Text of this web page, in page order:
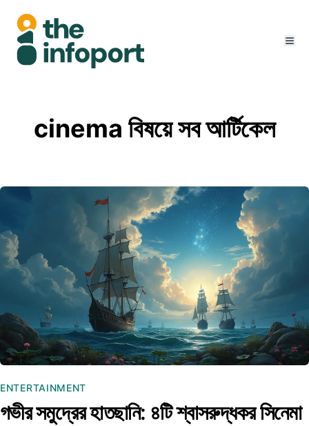
cinema বিষয়ে সব আর্টিকেল
ENTERTAINMENT
গভীর সমুদ্রের হাতছানি: ৪টি শ্বাসরুদ্ধকর সিনেমা